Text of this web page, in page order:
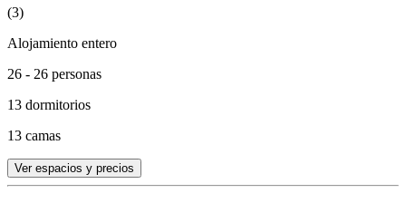
(3)
Alojamiento entero
26 - 26 personas
13 dormitorios
13 camas
Ver espacios y precios